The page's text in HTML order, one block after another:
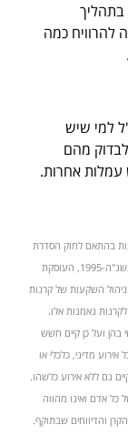
בתהליך
כמה
למי שיש
מהם
עמלות אחרות.
בהתאם לחוק הסדרת
העיסוק בייעוץ השקעות, שיווק השקעות וניהול תיקי השקעות, התשנ"ה-1995, העוסקת
השקעות של קרנות
נאמנות אלו.
בהן ועל כן קיים חשש
מדיני, כלכלי או
גם ללא אירוע כלשהו.
כל אדם ואינו מהווה
והדיווחים שבתוקף.